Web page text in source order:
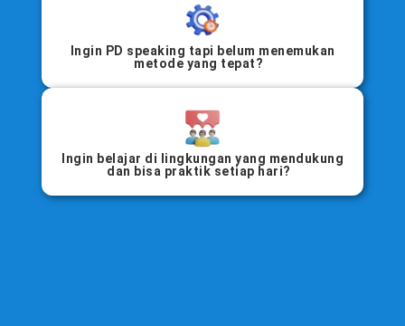
Ingin PD speaking tapi belum menemukan
metode yang tepat?
Ingin belajar di lingkungan yang mendukung
dan bisa praktik setiap hari?